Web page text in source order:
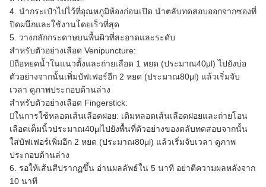
4. นำกระเป๋าไปไว้ที่อุณหภูมิห้องก่อนเปิด นำตลับทดสอบออกจากซองที่
ปิดผนึกและใช้งานโดยเร็วที่สุด
5. วางกลักกระดาษบนพื้นผิวที่สะอาดและระดับ
สำหรับตัวอย่างเลือด Venipuncture:
ถือหยดน้ำในแนวตั้งและถ่ายเลือด 1 หยด (ประมาณ40μl) ไปยังบ่อ
ตัวอย่างจากนั้นเพิ่มบัฟเฟอร์อีก 2 หยด (ประมาณ80μl) แล้วเริ่มจับ
เวลา ดูภาพประกอบด้านล่าง
สำหรับตัวอย่างเลือด Fingerstick:
ในการใช้หลอดเส้นเลือดฝอย: เติมหลอดเส้นเลือดฝอยและถ่ายโอน
เลือดเต็มนิ้วประมาณ40μlไปยังพื้นที่ตัวอย่างของตลับทดสอบจากนั้น
ใส่บัฟเฟอร์เพิ่มอีก 2 หยด (ประมาณ80μl) แล้วเริ่มจับเวลา ดูภาพ
ประกอบด้านล่าง
6. รอให้เส้นสีปรากฏขึ้น อ่านผลลัพธ์ใน 5 นาที อย่าตีความผลหลังจาก
10 นาที